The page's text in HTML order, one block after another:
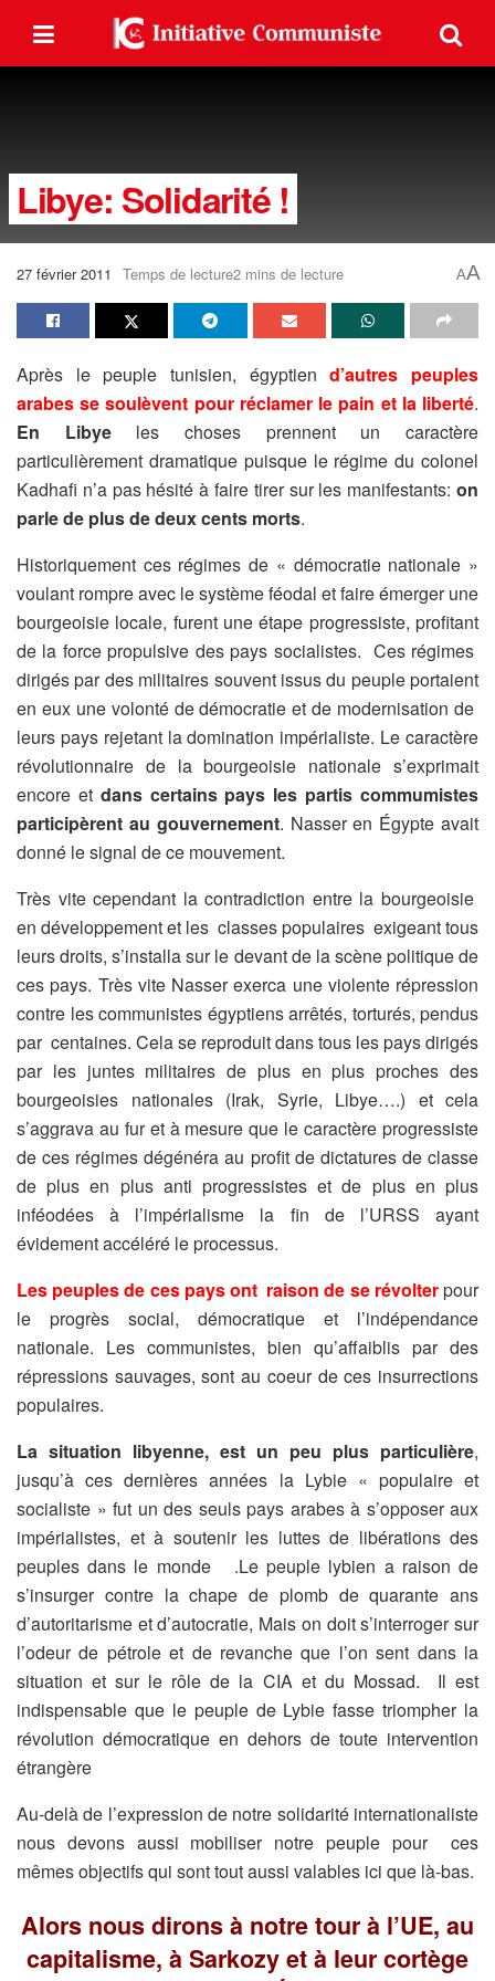
Libye: Solidarité !
27 février 2011 Temps de lecture2 mins de lecture AA
Après le peuple tunisien, égyptiend’autres peuples
arabes se soulèvent pour réclamer le pain et la liberté.
En Libyeles choses prennent un caractère
particulièrement dramatique puisque le régime du colonel
Kadhafi n’a pas hésité à faire tirer sur les manifestants: on
parle de plus de deux cents morts.
Historiquement ces régimes de « démocratie nationale »
voulant rompre avec le système féodal et faire émerger une
bourgeoisie locale, furent une étape progressiste, profitant
de la force propulsive des pays socialistes. Ces régimes
dirigés par des militaires souvent issus du peuple portaient
en eux une volonté de démocratie et de modernisation de
leurs pays rejetant la domination impérialiste. Le caractère
révolutionnaire de la bourgeoisie nationale s’exprimait
encore et dans certains pays les partis commumistes
participèrent au gouvernement. Nasser en Égypte avait
donné le signal de ce mouvement.
Très vite cependant la contradiction entre la bourgeoisie
en développement et les classes populaires exigeant tous
leurs droits, s’installa sur le devant de la scène politique de
ces pays. Très vite Nasser exerca une violente répression
contre les communistes égyptiens arrêtés, torturés, pendus
par centaines. Cela se reproduit dans tous les pays dirigés
par les juntes militaires de plus en plus proches des
bourgeoisies nationales (Irak, Syrie, Libye….) et cela
s’aggrava au fur et à mesure que le caractère progressiste
de ces régimes dégénéra au profit de dictatures de classe
de plus en plus anti progressistes et de plus en plus
inféodées à l’impérialisme la fin de l’URSS ayant
évidement accéléré le processus.
Les peuples de ces pays ont raison de se révolterpour
le progrès social, démocratique et l’indépendance
nationale. Les communistes, bien qu’affaiblis par des
répressions sauvages, sont au coeur de ces insurrections
populaires.
La situation libyenne, est un peu plus particulière,
jusqu’à ces dernières années la Lybie « populaire et
socialiste » fut un des seuls pays arabes à s’opposer aux
impérialistes, et à soutenir les luttes de libérations des
peuples dans le monde .Le peuple lybien a raison de
s’insurger contre la chape de plomb de quarante ans
d’autoritarisme et d’autocratie, Mais on doit s’interroger sur
l’odeur de pétrole et de revanche que l’on sent dans la
situation et sur le rôle de la CIA et du Mossad. Il est
indispensable que le peuple de Lybie fasse triompher la
révolution démocratique en dehors de toute intervention
étrangère
Au-delà de l’expression de notre solidarité internationaliste
nous devons aussi mobiliser notre peuple pour ces
mêmes objectifs qui sont tout aussi valables ici que là-bas.
Alors nous dirons à notre tour à l’UE, au
capitalisme, à Sarkozy et à leur cortège